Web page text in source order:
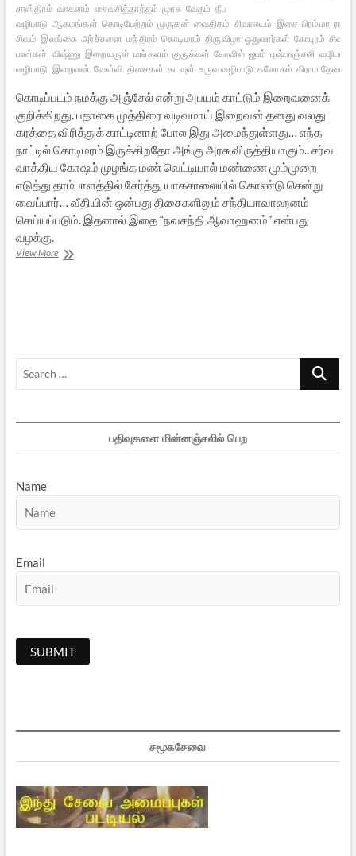
சாஸ்திரம் வாகனம் சைவசித்தாந்தம் முரசு வேதம் தீப
வழிபாடு ஆகமங்கள் கொடியேற்றம் முருகன் வைதிகம் சிவாலயம் இசை பிரம்மா ராகம்
சிவம் இலங்கை அர்ச்சனை மந்திரம் கொடிமரம் திருவிழா ஓதுவார்கள் கோபுரம் சிவன்
பண்கள் விஷ்ணு இறையருள் மங்களம் குருக்கள் கோவில் ஜபம் புஷ்பாஞ்சலி வழிபாடு
வழிபாடு இறைவன் வேள்வி திசைகள் கடவுள் உருவ வழிபாடு சுலோகம் கிராம தேவதை
கொடிப்படம் நமக்கு அஞ்சேல் என்று அபயம் காட்டும் இறைவனைக்
குறிக்கிறது. பதாகை முத்திரை வடிவமாய் இறைவன் தனது வலது
கரத்தை விரித்துக் காட்டினாற் போல இது அமைந்துள்ளது… எந்த
நாட்டில் கொடிமரம் இருக்கிறதோ அங்கு அரசு விருத்தியாகும்.. சர்வ
வாத்திய கோஷம் முழங்க மண் வெட்டியால் மண்ணை மும்முறை
எடுத்து தாம்பாளத்தில் சேர்த்து யாகசாலையில் கொண்டு சென்று
வைப்பார்… வீதியின் ஒன்பது திசைகளிலும் சந்தியாவாஹனம்
செய்யப்படும். இதனால் இதை “நவசந்தி ஆவாஹனம்” என்பது
வழக்கு.
View Moreகொடியேற்ற
Search
பதிவுகளை மின்னஞ்சலில் பெற
Name
Email
சமூகசேவை